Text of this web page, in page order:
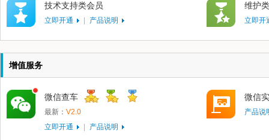
技术支持类会员
立即开通 产品说明
维护
立即开
增值服务
微信查车
最新： V2.0
立即开通
产品说明
微信
产品说